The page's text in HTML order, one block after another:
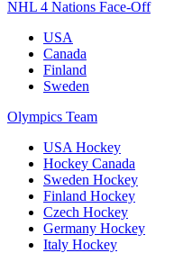
NHL 4 Nations Face-Off
USA
Canada
Finland
Sweden
Olympics Team
USA Hockey
Hockey Canada
Sweden Hockey
Finland Hockey
Czech Hockey
Germany Hockey
Italy Hockey